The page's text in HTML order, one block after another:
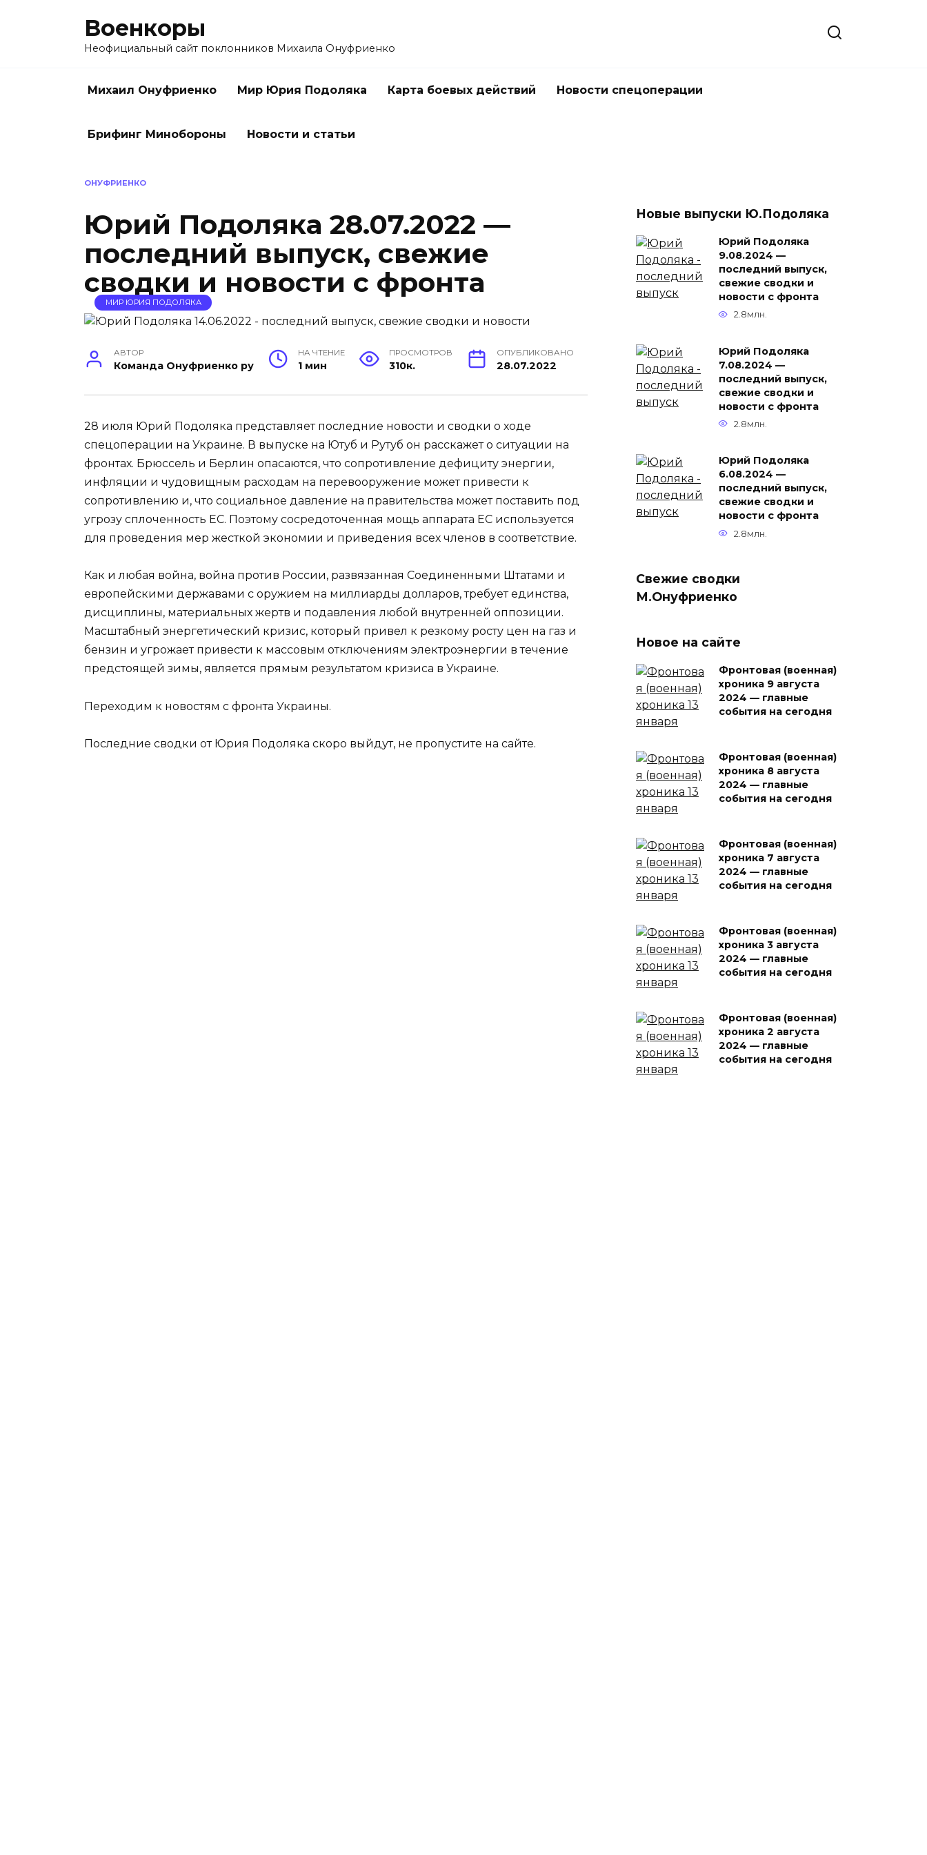
Военкоры
Неофициальный сайт поклонников Михаила Онуфриенко
Михаил Онуфриенко Мир Юрия Подоляка Карта боевых действий Новости спецоперации
Брифинг Минобороны Новости и статьи
ОНУФРИЕНКО
Юрий Подоляка 28.07.2022 —
последний выпуск, свежие
сводки и новости с фронта
МИР ЮРИЯ ПОДОЛЯКА
АВТОР
Команда Онуфриенко ру
НА ЧТЕНИЕ
1 мин
ПРОСМОТРОВ
310к.
ОПУБЛИКОВАНО
28.07.2022
28 июля Юрий Подоляка представляет последние новости и сводки о ходе
спецоперации на Украине. В выпуске на Ютуб и Рутуб он расскажет о ситуации на
фронтах. Брюссель и Берлин опасаются, что сопротивление дефициту энергии,
инфляции и чудовищным расходам на перевооружение может привести к
сопротивлению и, что социальное давление на правительства может поставить под
угрозу сплоченность ЕС. Поэтому сосредоточенная мощь аппарата ЕС используется
для проведения мер жесткой экономии и приведения всех членов в соответствие.
Как и любая война, война против России, развязанная Соединенными Штатами и
европейскими державами с оружием на миллиарды долларов, требует единства,
дисциплины, материальных жертв и подавления любой внутренней оппозиции.
Масштабный энергетический кризис, который привел к резкому росту цен на газ и
бензин и угрожает привести к массовым отключениям электроэнергии в течение
предстоящей зимы, является прямым результатом кризиса в Украине.
Переходим к новостям с фронта Украины.
Последние сводки от Юрия Подоляка скоро выйдут, не пропустите на сайте.
Новые выпуски Ю.Подоляка
Юрий Подоляка
9.08.2024 —
последний выпуск,
свежие сводки и
новости с фронта
2.8млн.
Юрий Подоляка
7.08.2024 —
последний выпуск,
свежие сводки и
новости с фронта
2.8млн.
Юрий Подоляка
6.08.2024 —
последний выпуск,
свежие сводки и
новости с фронта
2.8млн.
Свежие сводки
М.Онуфриенко
Новое на сайте
Фронтовая (военная)
хроника 9 августа
2024 — главные
события на сегодня
Фронтовая (военная)
хроника 8 августа
2024 — главные
события на сегодня
Фронтовая (военная)
хроника 7 августа
2024 — главные
события на сегодня
Фронтовая (военная)
хроника 3 августа
2024 — главные
события на сегодня
Фронтовая (военная)
хроника 2 августа
2024 — главные
события на сегодня